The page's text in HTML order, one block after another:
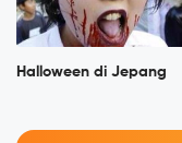
Halloween di Jepang